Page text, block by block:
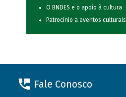
O BNDES e o apoio à cultura
Patrocínio a eventos culturais
Fale Conosco